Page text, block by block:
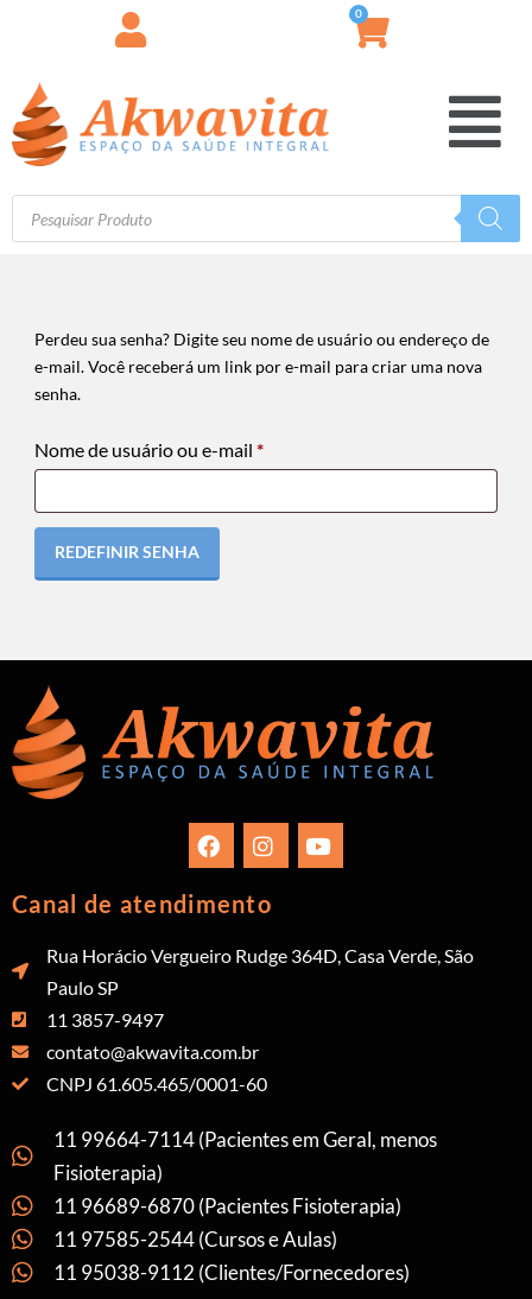
0
Perdeu sua senha? Digite seu nome de usuário ou endereço de
e-mail. Você receberá um link por e-mail para criar uma nova
senha.
Nome de usuário ou e-mail *
REDEFINIR SENHA
Canal de atendimento
Rua Horácio Vergueiro Rudge 364D, Casa Verde, São
Paulo SP
11 3857-9497
contato@akwavita.com.br
CNPJ 61.605.465/0001-60
11 99664-7114 (Pacientes em Geral, menos
Fisioterapia)
11 96689-6870 (Pacientes Fisioterapia)
11 97585-2544 (Cursos e Aulas)
11 95038-9112 (Clientes/Fornecedores)